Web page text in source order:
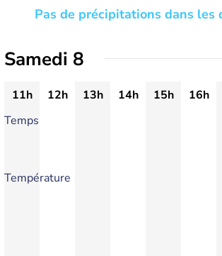
Pas de précipitations dans les
Samedi 8
11h 12h 13h 14h 15h 16h
Temps
Température